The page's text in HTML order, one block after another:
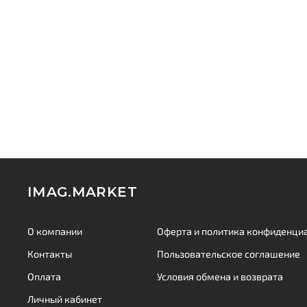
IMAG.MARKET
О компании
Контакты
Оплата
Личный кабинет
Оферта и политика
Пользовательское соглашение
Условия обмена и возврата